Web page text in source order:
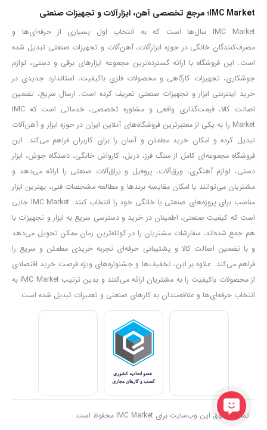
IMC Market؛ مرجع تخصصی آهن، ابزارآلات و تجهیزات صنعتی
IMC Market سال‌ها است که به انتخاب اول بسیاری از حرفه‌ای‌ها و
مصرف‌کنندگان خانگی در حوزه ابزارآلات، آهن‌آلات و تجهیزات صنعتی تبدیل شده
است. این فروشگاه با ارائه گسترده‌ترین مجموعه ابزارهای برقی و دستی، لوازم
جوشکاری، تجهیزات کارگاهی و محصولات فلزی باکیفیت، استاندارد جدیدی در
خرید اینترنتی ابزار و تجهیزات صنعتی تعریف کرده است. ارسال سریع، تضمین
اصالت کالا، قیمت‌گذاری واقعی و مشاوره تخصصی، خدماتی است که IMC
Market را به یکی از معتبرترین فروشگاه‌های آنلاین ایران در حوزه ابزار و آهن‌آلات
تبدیل کرده و امکان خرید مطمئن و آسان را برای کاربران فراهم می‌کند. این
فروشگاه مجموعه‌ای کامل از سنگ فرز، دریل، کارواش خانگی، دستگاه جوش، ابزار
دستی، لوازم آهنگری، ورق‌آلات، پروفیل و یراق‌آلات صنعتی را ارائه می‌دهد و
مشتریان می‌توانند با امکان مقایسه برندها و مطالعه مشخصات فنی، بهترین ابزار
مناسب برای پروژه‌های صنعتی یا خانگی خود را انتخاب کنند. IMC Market جایی
است که کیفیت صنعتی، اطمینان در خرید و دسترسی سریع به ابزار و تجهیزات با
هم جمع شده‌اند، سفارشات مشتریان را در کوتاه‌ترین زمان ممکن تحویل می‌دهد
و با تضمین اصالت کالا و پشتیبانی حرفه‌ای تجربه خریدی مطمئن و سریع را
فراهم می‌کند. علاوه بر این، تخفیف‌ها و جشنواره‌های ویژه فرصت خرید اقتصادی
از محصولات باکیفیت را به مشتریان ارائه می‌کنند و بدین ترتیب IMC Market به
انتخاب حرفه‌ای‌ها و علاقه‌مندان به کارهای صنعتی و تعمیرات تبدیل شده است.
تمامی حقوق این وب‌سایت برای IMC Market محفوظ است.